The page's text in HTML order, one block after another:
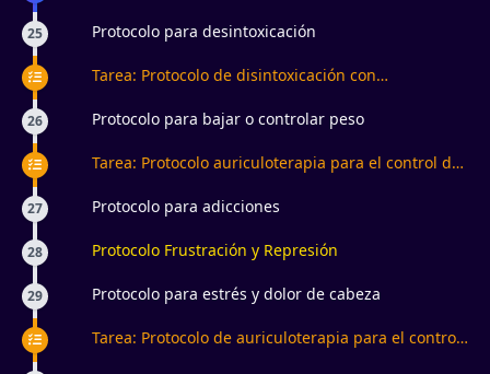
25 Protocolo para desintoxicación
Tarea: Protocolo de disintoxicación con
26 Protocolo para bajar o controlar peso
Tarea: Protocolo auriculoterapia para el control de
27 Protocolo para adicciones
28 Protocolo Frustración y Represión
29 Protocolo para estrés y dolor de cabeza
Tarea: Protocolo de auriculoterapia para el control